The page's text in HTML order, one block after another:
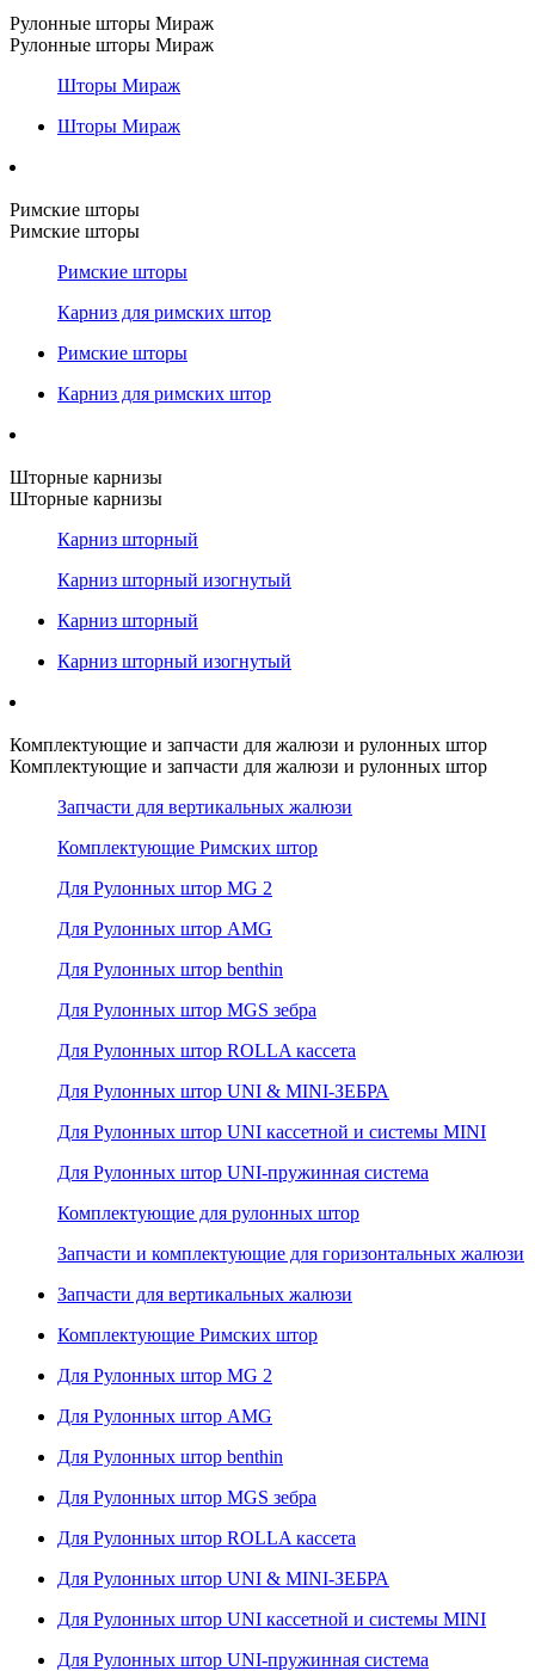
Рулонные шторы Мираж
Рулонные шторы Мираж
Шторы Мираж
Шторы Мираж
Римские шторы
Римские шторы
Римские шторы
Карниз для римских штор
Римские шторы
Карниз для римских штор
Шторные карнизы
Шторные карнизы
Карниз шторный
Карниз шторный изогнутый
Карниз шторный
Карниз шторный изогнутый
Комплектующие и запчасти для жалюзи и рулонных штор
Комплектующие и запчасти для жалюзи и рулонных штор
Запчасти для вертикальных жалюзи
Комплектующие Римских штор
Для Рулонных штор MG 2
Для Рулонных штор AMG
Для Рулонных штор benthin
Для Рулонных штор MGS зебра
Для Рулонных штор ROLLA кассета
Для Рулонных штор UNI & MINI-ЗЕБРА
Для Рулонных штор UNI кассетной и системы MINI
Для Рулонных штор UNI-пружинная система
Комплектующие для рулонных штор
Запчасти и комплектующие для горизонтальных жалюзи
Запчасти для вертикальных жалюзи
Комплектующие Римских штор
Для Рулонных штор MG 2
Для Рулонных штор AMG
Для Рулонных штор benthin
Для Рулонных штор MGS зебра
Для Рулонных штор ROLLA кассета
Для Рулонных штор UNI & MINI-ЗЕБРА
Для Рулонных штор UNI кассетной и системы MINI
Для Рулонных штор UNI-пружинная система